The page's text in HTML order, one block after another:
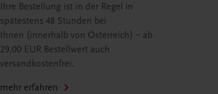
Ihre Bestellung ist in der Regel in
spätestens 48 Stunden bei
Ihnen (innerhalb von Österreich) – ab
29,00 EUR Bestellwert auch
versandkostenfrei.
mehr erfahren